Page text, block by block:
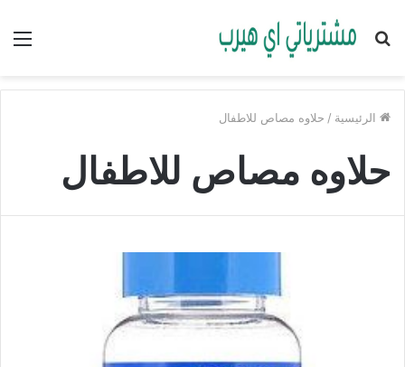
بحث
الرئيسية / حلاوه مصاص للاطفال
حلاوه مصاص للاطفال